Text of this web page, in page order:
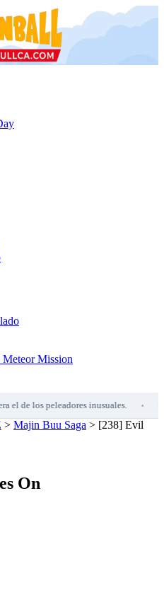
Mission
inusuales. •
> Majin Buu Saga > [238] Evil
On